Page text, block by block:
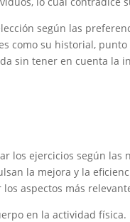
según las
como su historial,
sin tener en cuenta la
los ejercicios según las
la mejora y la
aspectos más
en la actividad física.